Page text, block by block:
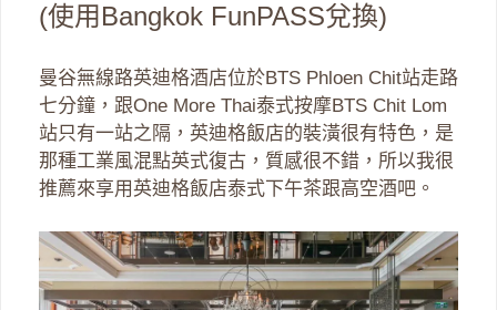
(使用Bangkok FunPASS兌換)
曼谷無線路英迪格酒店位於BTS Phloen Chit站走路
七分鐘，跟One More Thai泰式按摩BTS Chit Lom
站只有一站之隔，英迪格飯店的裝潢很有特色，是
那種工業風混點英式復古，質感很不錯，所以我很
推薦來享用英迪格飯店泰式下午茶跟高空酒吧。